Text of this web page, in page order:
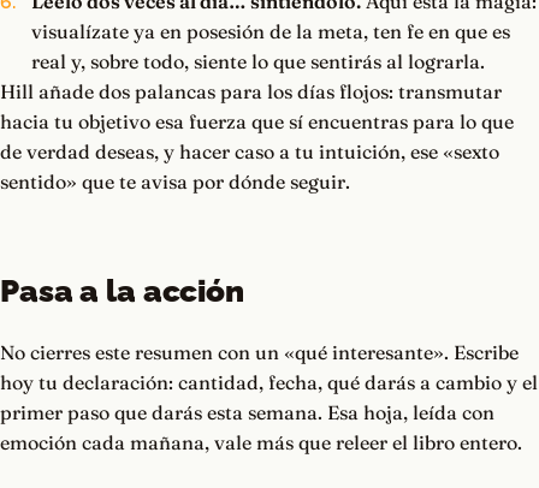
visualízate ya en posesión de la meta, ten fe en que es
real y, sobre todo, siente lo que sentirás al lograrla.
Hill añade dos palancas para los días flojos: transmutar
hacia tu objetivo esa fuerza que sí encuentras para lo que
de verdad deseas, y hacer caso a tu intuición, ese «sexto
sentido» que te avisa por dónde seguir.
Pasa a la acción
No cierres este resumen con un «qué interesante». Escribe
hoy tu declaración: cantidad, fecha, qué darás a cambio y el
primer paso que darás esta semana. Esa hoja, leída con
emoción cada mañana, vale más que releer el libro entero.